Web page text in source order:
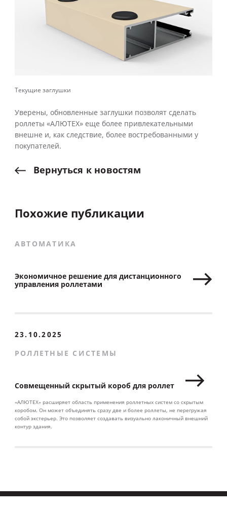
Текущие заглушки
Уверены, обновленные заглушки позволят сделать
роллеты «АЛЮТЕХ» еще более привлекательными
внешне и, как следствие, более востребованными у
покупателей.
Вернуться к новостям
Похожие публикации
АВТОМАТИКА
Экономичное решение для дистанционного
управления роллетами
23.10.2025
РОЛЛЕТНЫЕ СИСТЕМЫ
Совмещенный скрытый короб для роллет
«АЛЮТЕХ» расширяет область применения роллетных систем со скрытым
коробом. Он может объединять сразу две и более роллеты, не перегружая
собой экстерьер. Это позволяет создавать визуально лаконичный внешний
контур здания.